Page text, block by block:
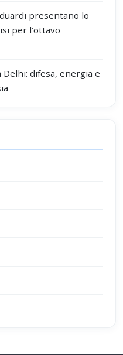
presentano lo
per l’ottavo
difesa, energia e